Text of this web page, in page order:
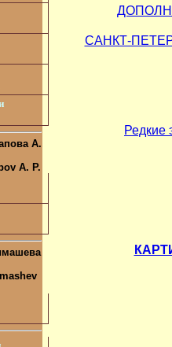
А.
A. P.
САНКТ-
Редкие